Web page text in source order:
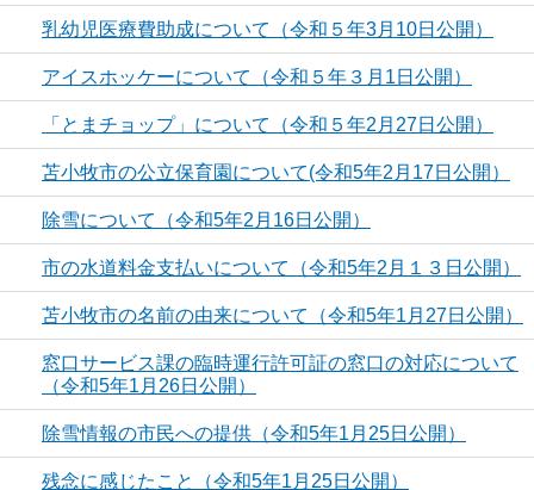
乳幼児医療費助成について（令和５年3月10日公開）
アイスホッケーについて（令和５年３月1日公開）
「とまチョップ」について（令和５年2月27日公開）
苫小牧市の公立保育園について(令和5年2月17日公開）
除雪について（令和5年2月16日公開）
市の水道料金支払いについて（令和5年2月１３日公開）
苫小牧市の名前の由来について（令和5年1月27日公開）
窓口サービス課の臨時運行許可証の窓口の対応について
（令和5年1月26日公開）
除雪情報の市民への提供（令和5年1月25日公開）
残念に感じたこと（令和5年1月25日公開）